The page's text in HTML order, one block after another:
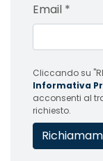
Email *
Cliccando su
Informativa
acconsenti al
richiesto.